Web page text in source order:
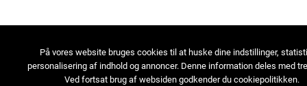
På vores website bruges cookies til at huske dine indstillinger,
personalisering af indhold og annoncer. Denne information deles med
Ved fortsat brug af websiden godkender du cookiepolitikken.